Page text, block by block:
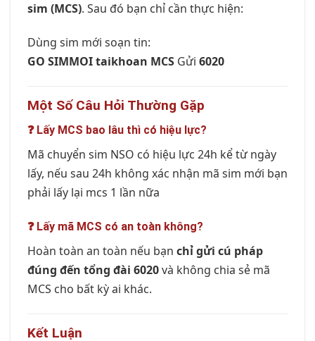
sim (MCS). Sau đó bạn chỉ cần thực hiện:
Dùng sim mới soạn tin:
GO SIMMOI taikhoan MCS Gửi 6020
Một Số Câu Hỏi Thường Gặp
❓ Lấy MCS bao lâu thì có hiệu lực?
Mã chuyển sim NSO có hiệu lực 24h kể từ ngày
lấy, nếu sau 24h không xác nhận mã sim mới bạn
phải lấy lại mcs 1 lần nữa
❓ Lấy mã MCS có an toàn không?
Hoàn toàn an toàn nếu bạn chỉ gửi cú pháp
đúng đến tổng đài 6020và không chia sẻ mã
MCS cho bất kỳ ai khác.
Kết Luận